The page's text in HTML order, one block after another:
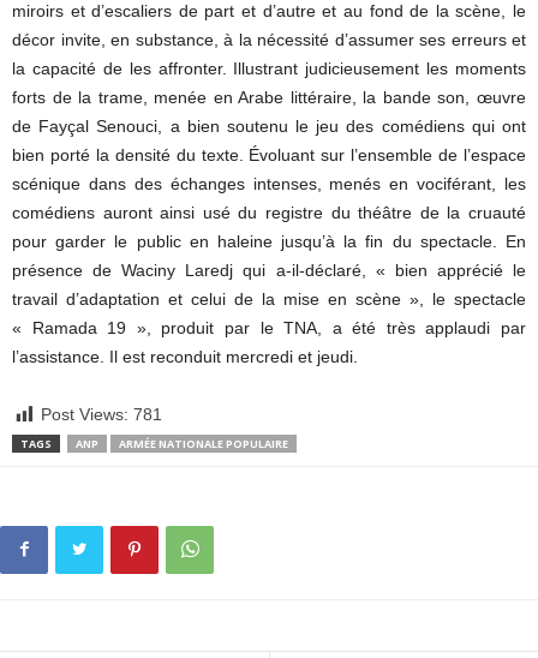
miroirs et d’escaliers de part et d’autre et au fond de la scène, le
décor invite, en substance, à la nécessité d’assumer ses erreurs et
la capacité de les affronter. Illustrant judicieusement les moments
forts de la trame, menée en Arabe littéraire, la bande son, œuvre
de Fayçal Senouci, a bien soutenu le jeu des comédiens qui ont
bien porté la densité du texte. Évoluant sur l’ensemble de l’espace
scénique dans des échanges intenses, menés en vociférant, les
comédiens auront ainsi usé du registre du théâtre de la cruauté
pour garder le public en haleine jusqu’à la fin du spectacle. En
présence de Waciny Laredj qui a-il-déclaré, « bien apprécié le
travail d’adaptation et celui de la mise en scène », le spectacle
« Ramada 19 », produit par le TNA, a été très applaudi par
l’assistance. Il est reconduit mercredi et jeudi.
Post Views: 781
TAGS ANP ARMÉE NATIONALE POPULAIRE